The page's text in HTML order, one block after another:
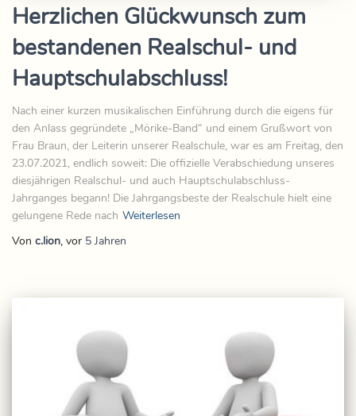
Herzlichen Glückwunsch zum
bestandenen Realschul- und
Hauptschulabschluss!
Nach einer kurzen musikalischen Einführung durch die eigens für
den Anlass gegründete „Mörike-Band“ und einem Grußwort von
Frau Braun, der Leiterin unserer Realschule, war es am Freitag, den
23.07.2021, endlich soweit: Die offizielle Verabschiedung unseres
diesjährigen Realschul- und auch Hauptschulabschluss-
Jahrganges begann! Die Jahrgangsbeste der Realschule hielt eine
gelungene Rede nach Weiterlesen
Von c.lion, vor 5 Jahren